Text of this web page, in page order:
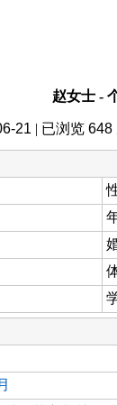
赵女士 -
21 | 已浏览 648